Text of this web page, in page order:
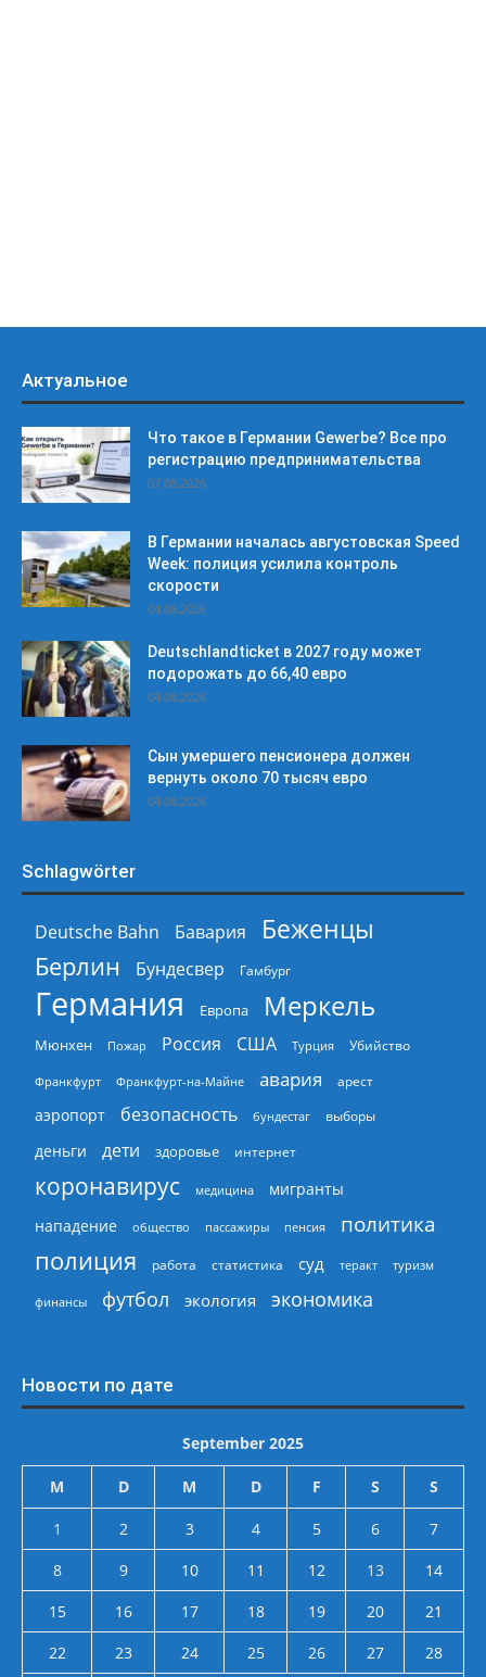
Актуальное
Что такое в Германии Gewerbe? Все про
регистрацию предпринимательства
07.08.2026
В Германии началась августовская Speed
Week: полиция усилила контроль
скорости
04.08.2026
Deutschlandticket в 2027 году может
подорожать до 66,40 евро
04.08.2026
Сын умершего пенсионера должен
вернуть около 70 тысяч евро
04.08.2026
Schlagwörter
Deutsche Bahn Бавария
Беженцы
Берлин
Бундесвер Гамбург
Германия Европа Меркель
Мюнхен Пожар Россия США Турция Убийство
Франкфурт Франкфурт-на-Майне авария арест
аэропорт безопасность бундестаг выборы
деньги дети здоровье интернет
коронавирус медицина
мигранты
нападение
общество пассажиры пенсия политика
полиция работа статистика суд теракт туризм
финансы футбол экология экономика
Новости по дате
September 2025
M D M D F S S
1 2 3 4 5 6
7
8
9 10 11 12 13
14
15
16 17 18 19 20
21
22
23 24 25 26 27 28